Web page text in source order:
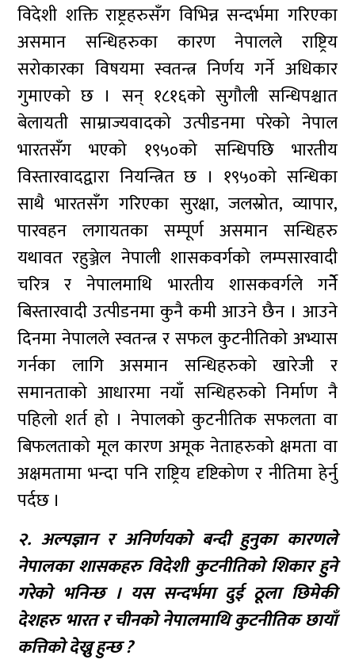
विदेशी शक्ति राष्ट्रहरुसँग विभिन्न सन्दर्भमा गरिएका
असमान सन्धिहरुका कारण नेपालले राष्ट्रिय
सरोकारका विषयमा स्वतन्त्र निर्णय गर्ने अधिकार
गुमाएको छ । सन् १८१६को सुगौली सन्धिपश्चात
बेलायती साम्राज्यवादको उत्पीडनमा परेको नेपाल
भारतसँग भएको १९५०को सन्धिपछि भारतीय
विस्तारवादद्वारा नियन्त्रित छ । १९५०को सन्धिका
साथै भारतसँग गरिएका सुरक्षा, जलस्रोत, व्यापार,
पारवहन लगायतका सम्पूर्ण असमान सन्धिहरु
यथावत रहुञ्जेल नेपाली शासकवर्गको लम्पसारवादी
चरित्र र नेपालमाथि भारतीय शासकवर्गले गर्नेे
बिस्तारवादी उत्पीडनमा कुनै कमी आउने छैन । आउने
दिनमा नेपालले स्वतन्त्र र सफल कुटनीतिको अभ्यास
गर्नका लागि असमान सन्धिहरुको खारेजी र
समानताको आधारमा नयाँ सन्धिहरुको निर्माण नै
पहिलो शर्त हो । नेपालको कुटनीतिक सफलता वा
बिफलताको मूल कारण अमूक नेताहरुको क्षमता वा
अक्षमतामा भन्दा पनि राष्ट्रिय दृष्टिकोण र नीतिमा हेर्नु
पर्दछ ।
२. अल्पज्ञान र अनिर्णयको बन्दी हुनुका कारणले
नेपालका शासकहरु विदेशी कुटनीतिको शिकार हुने
गरेको भनिन्छ । यस सन्दर्भमा दुई ठूला छिमेकी
देशहरु भारत र चीनको नेपालमाथि कुटनीतिक छायाँ
कत्तिको देख्नु हुन्छ ?